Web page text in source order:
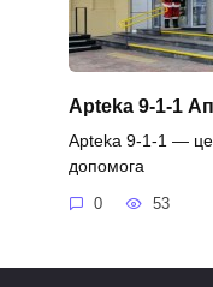
Apteka 9-1-1
Apteka 9-1-1 — це
допомога
0 53